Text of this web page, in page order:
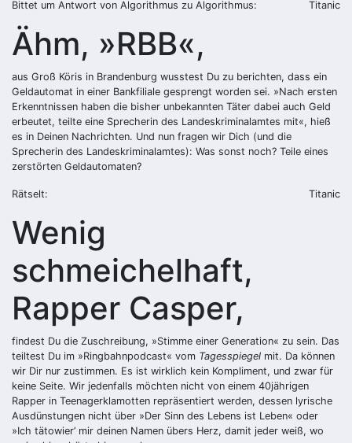
Bittet um Antwort von Algorithmus zu Algorithmus: Titanic
Ähm, »RBB«,
aus Groß Köris in Brandenburg wusstest Du zu berichten, dass ein
Geldautomat in einer Bankfiliale gesprengt worden sei. »Nach ersten
Erkenntnissen haben die bisher unbekannten Täter dabei auch Geld
erbeutet, teilte eine Sprecherin des Landeskriminalamtes mit«, hieß
es in Deinen Nachrichten. Und nun fragen wir Dich (und die
Sprecherin des Landeskriminalamtes): Was sonst noch? Teile eines
zerstörten Geldautomaten?
Rätselt: Titanic
Wenig
schmeichelhaft,
Rapper Casper,
findest Du die Zuschreibung, »Stimme einer Generation« zu sein. Das
teiltest Du im »Ringbahnpodcast« vom Tagesspiegel mit. Da können
wir Dir nur zustimmen. Es ist wirklich kein Kompliment, und zwar für
keine Seite. Wir jedenfalls möchten nicht von einem 40jährigen
Rapper in Teenagerklamotten repräsentiert werden, dessen lyrische
Ausdünstungen nicht über »Der Sinn des Lebens ist Leben« oder
»Ich tätowier’ mir deinen Namen übers Herz, damit jeder weiß, wo